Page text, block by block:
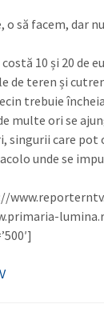
o să facem, dar
10 și 20 de
de teren și
trebuie
multe ori se
singurii care
unde se